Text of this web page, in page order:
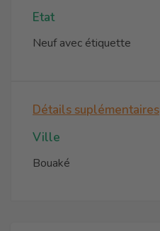
Etat
Neuf avec étiquette
Détails suplémentaires
Ville
Bouaké